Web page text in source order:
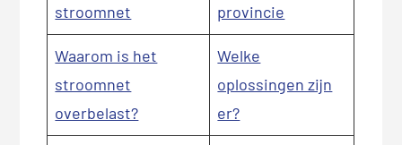
stroomnet
provincie
Waarom is het
stroomnet
overbelast?
Welke
oplossingen zijn
er?